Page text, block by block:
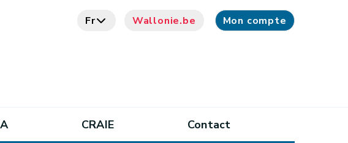
Fr Wallonie.be Mon compte
CRAIE Contact